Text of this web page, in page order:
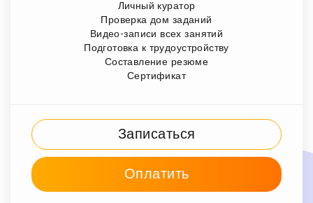
Личный куратор
Проверка дом заданий
Видео-записи всех занятий
Подготовка к трудоустройству
Составление резюме
Сертификат
Записаться
Оплатить